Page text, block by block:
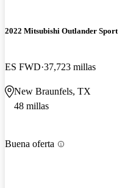
2022 Mitsubishi Outlander Sport
ES FWD 37,723 millas
New Braunfels, TX
48 millas
Buena oferta